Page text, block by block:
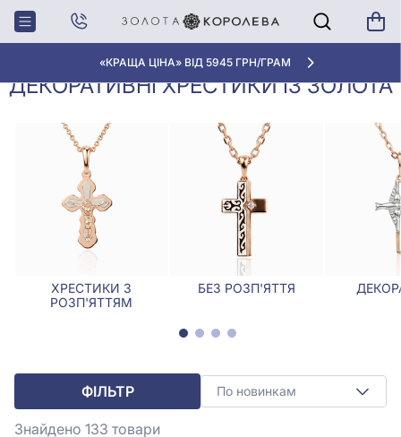
«КРАЩА ЦІНА» ВІД 5945 ГРН/ГРАМ
Головна
Хрестики,
Ладанки
Декоративні хрестики із
золота
ДЕКОРАТИВНІ ХРЕСТИКИ ІЗ ЗОЛОТА
ХРЕСТИКИ З
РОЗП'ЯТТЯМ
БЕЗ РОЗП'ЯТТЯ
ФІЛЬТР По новинкам
Знайдено 133 товари